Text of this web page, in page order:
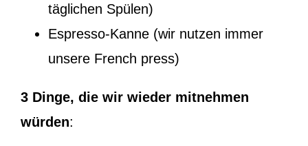
täglichen Spülen)
Espresso-Kanne (wir nutzen immer
unsere French press)
3 Dinge, die wir wieder mitnehmen
würden: